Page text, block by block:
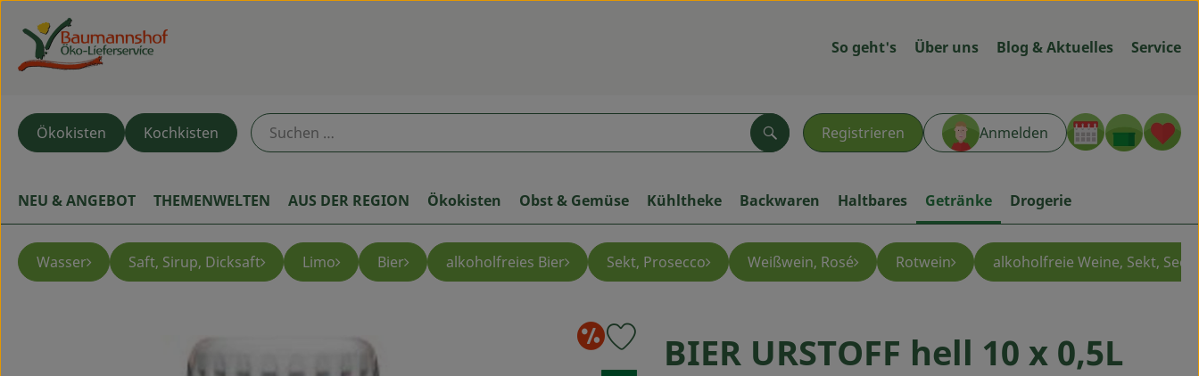
So geht's Über uns Blog & Aktuelles Service
Registrieren Anmelden
Suchen
Ökokisten Kochkisten
NEU & ANGEBOT THEMENWELTEN AUS DER REGION Ökokisten Obst & Gemüse Kühltheke Backwaren Haltbares Getränke Drogerie
Wasser Saft, Sirup, Dicksaft Limo Bier alkoholfreies Bier Sekt, Prosecco Weißwein, Rosé Rotwein alkoholfreie Weine, Sekt,
BIER URSTOFF hell 10 x 0,5L
Produkt zu Favouriten hinzufügen
Sonderangebote